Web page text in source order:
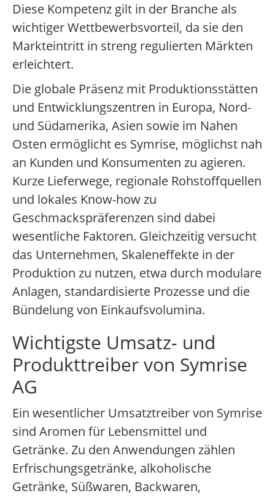
Diese Kompetenz gilt in der Branche als
wichtiger Wettbewerbsvorteil, da sie den
Markteintritt in streng regulierten Märkten
erleichtert.
Die globale Präsenz mit Produktionsstätten
und Entwicklungszentren in Europa, Nord-
und Südamerika, Asien sowie im Nahen
Osten ermöglicht es Symrise, möglichst nah
an Kunden und Konsumenten zu agieren.
Kurze Lieferwege, regionale Rohstoffquellen
und lokales Know-how zu
Geschmackspräferenzen sind dabei
wesentliche Faktoren. Gleichzeitig versucht
das Unternehmen, Skaleneffekte in der
Produktion zu nutzen, etwa durch modulare
Anlagen, standardisierte Prozesse und die
Bündelung von Einkaufsvolumina.
Wichtigste Umsatz- und
Produkttreiber von Symrise
AG
Ein wesentlicher Umsatztreiber von Symrise
sind Aromen für Lebensmittel und
Getränke. Zu den Anwendungen zählen
Erfrischungsgetränke, alkoholische
Getränke, Süßwaren, Backwaren,